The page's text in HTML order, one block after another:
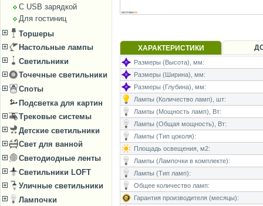
С USB зарядкой
Для гостиниц
Торшеры
Настольные лампы
Светильники
Точечные светильники
Споты
Подсветка для картин
Трековые системы
Детские светильники
Свет для ванной
Светодиодные ленты
Светильники LOFT
Уличные светильники
Лампочки
ХАРАКТЕРИСТИКИ
Размеры (Высота), мм:
Размеры (Ширина), мм:
Размеры (Глубина), мм:
Лампы (Количество ламп), шт:
Лампы (Мощность ламп), Вт:
Лампы (Общая мощность), Вт:
Лампы (Тип цоколя):
Площадь освещения, м2:
Лампы (Лампочки в комплекте):
Лампы (Тип ламп):
Общее количество ламп:
Гарантия производителя (месяцы):